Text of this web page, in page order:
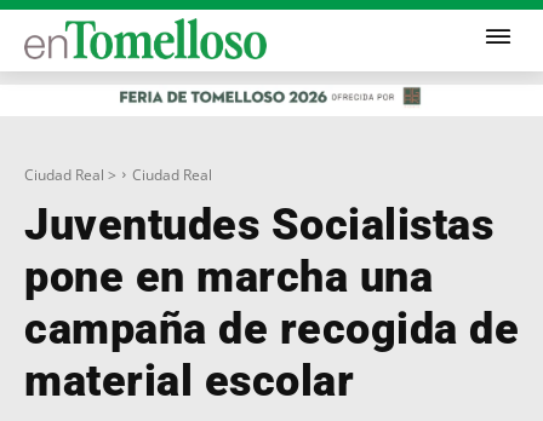
Ciudad Real > Ciudad Real
Juventudes Socialistas
pone en marcha una
campaña de recogida de
material escolar